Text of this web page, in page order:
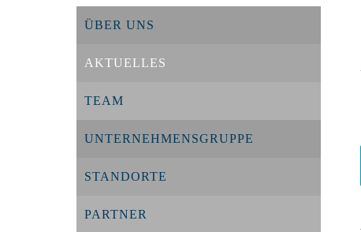
ÜBER UNS
AKTUELLES
TEAM
UNTERNEHMENSGRUPPE
STANDORTE
PARTNER